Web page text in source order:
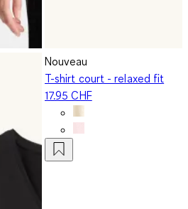
Nouveau
T-shirt court - relaxed fit
17.95 CHF